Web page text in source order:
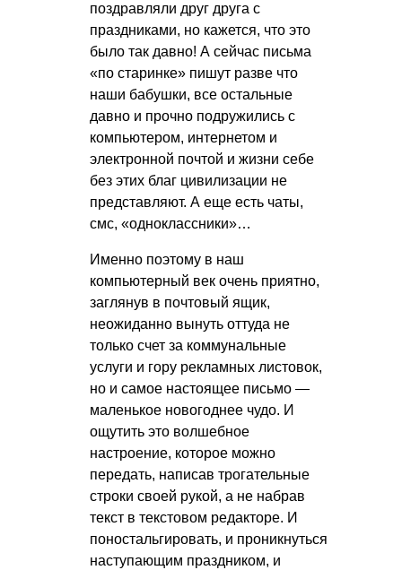
поздравляли друг друга с
праздниками, но кажется, что это
было так давно! А сейчас письма
«по старинке» пишут разве что
наши бабушки, все остальные
давно и прочно подружились с
компьютером, интернетом и
электронной почтой и жизни себе
без этих благ цивилизации не
представляют. А еще есть чаты,
смс, «одноклассники»…
Именно поэтому в наш
компьютерный век очень приятно,
заглянув в почтовый ящик,
неожиданно вынуть оттуда не
только счет за коммунальные
услуги и гору рекламных листовок,
но и самое настоящее письмо —
маленькое новогоднее чудо. И
ощутить это волшебное
настроение, которое можно
передать, написав трогательные
строки своей рукой, а не набрав
текст в текстовом редакторе. И
поностальгировать, и проникнуться
наступающим праздником, и